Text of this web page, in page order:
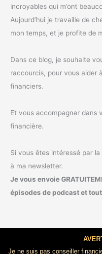
incroyables qui m’ont
Aujourd’hui je travaille de
mon temps, et je profite de
Dans ce blog, je souhaite
raccourcis, pour vous aider
financiers.
Et vous accompagner dans
financière.
Si vous êtes intéressé par
à ma newsletter.
Je vous envoie
épisodes de podcast et
Je ne suis pas conseiller